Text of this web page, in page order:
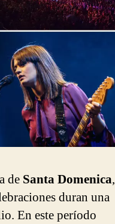
de Santa Domenica,
duran una
En este período